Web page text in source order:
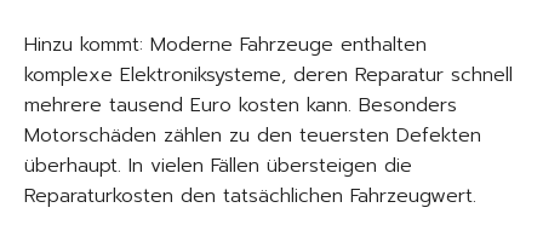
Hinzu kommt: Moderne Fahrzeuge enthalten
komplexe Elektroniksysteme, deren Reparatur schnell
mehrere tausend Euro kosten kann. Besonders
Motorschäden zählen zu den teuersten Defekten
überhaupt. In vielen Fällen übersteigen die
Reparaturkosten den tatsächlichen Fahrzeugwert.